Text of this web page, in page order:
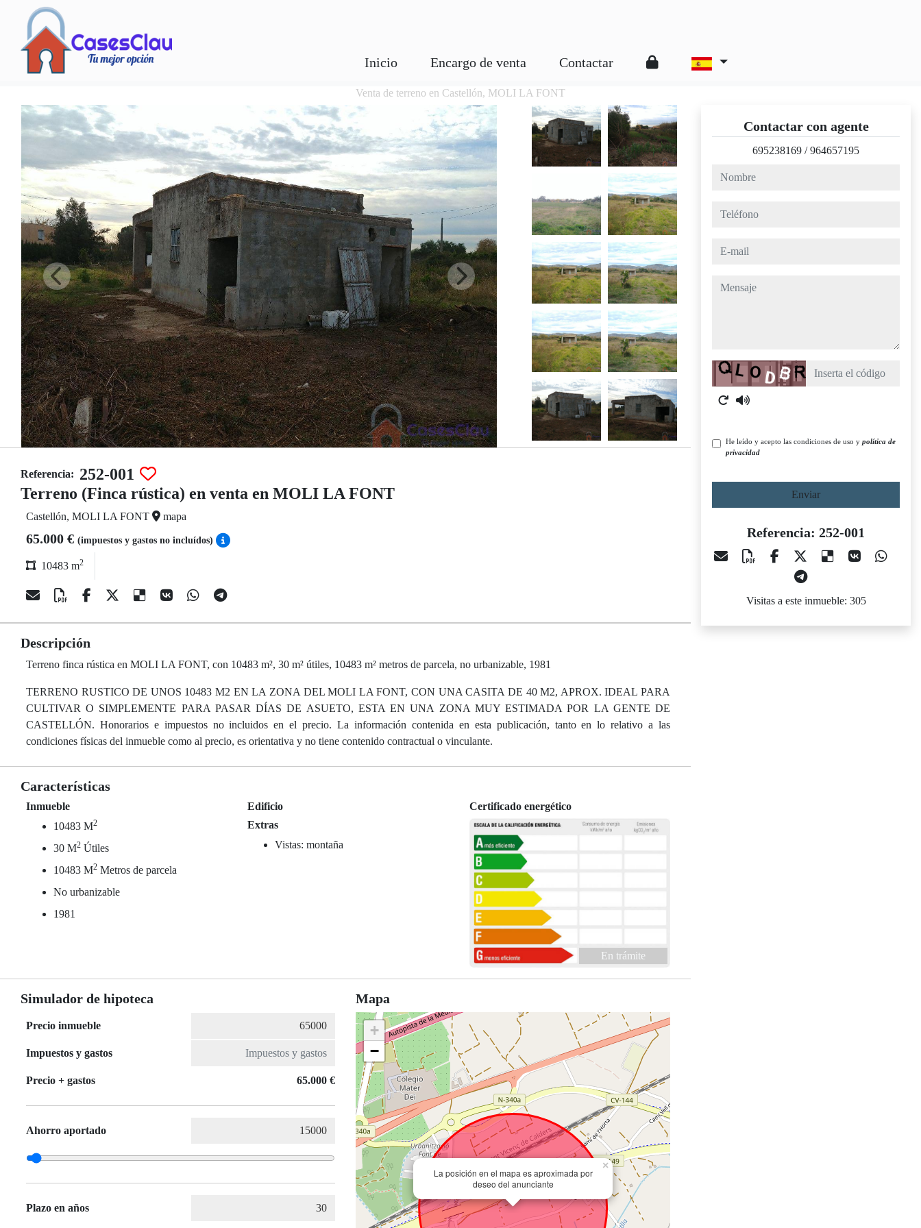
Inicio Encargo de venta Contactar
Venta de terreno en Castellón, MOLI LA FONT
Referencia: 252-001
Terreno (Finca rústica) en venta en MOLI LA FONT
Castellón, MOLI LA FONT mapa
65.000 € (impuestos y gastos no incluídos)
10483 m2
Descripción
Terreno finca rústica en MOLI LA FONT, con 10483 m², 30 m² útiles, 10483 m² metros de parcela, no urbanizable, 1981
TERRENO RUSTICO DE UNOS 10483 M2 EN LA ZONA DEL MOLI LA FONT, CON UNA CASITA DE 40 M2, APROX. IDEAL PARA
CULTIVAR O SIMPLEMENTE PARA PASAR DÍAS DE ASUETO, ESTA EN UNA ZONA MUY ESTIMADA POR LA GENTE DE
CASTELLÓN. Honorarios e impuestos no incluidos en el precio. La información contenida en esta publicación, tanto en lo relativo a las
condiciones físicas del inmueble como al precio, es orientativa y no tiene contenido contractual o vinculante.
Características
Inmueble
10483 M2
30 M2 Útiles
10483 M2 Metros de parcela
No urbanizable
1981
Edificio
Extras
Vistas: montaña
Certificado energético
En trámite
Simulador de hipoteca
Precio inmueble
Impuestos y gastos
Precio + gastos 65.000 €
Ahorro aportado
Plazo en años
Mapa
La posición en el mapa es aproximada por
deseo del anunciante
×
+
−
Contactar con agente
695238169 /964657195
nombre
teléfono
e-mail
mensaje
Captcha
He leído y acepto las condiciones de uso y política de
privacidad
Enviar
Referencia: 252-001
Visitas a este inmueble: 305